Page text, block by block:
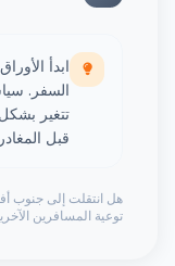
السفر.
تتغير
قبل
هل انتقلت إلى جنوب
توعية المسافرين